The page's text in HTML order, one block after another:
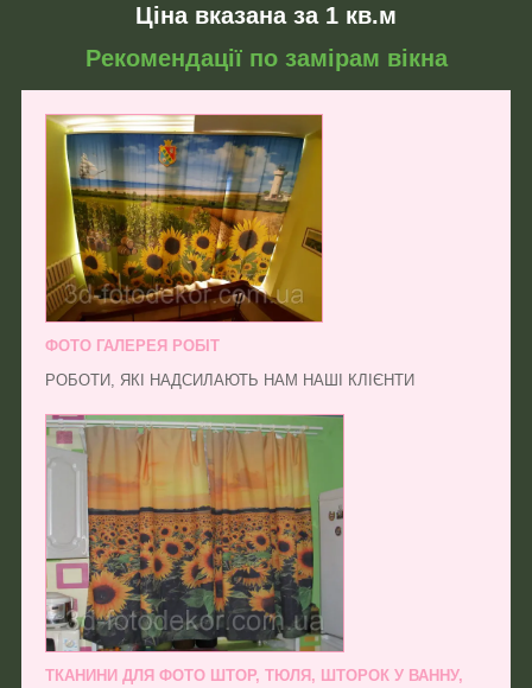
Ціна вказана за 1 кв.м
Рекомендації по замірам вікна
ФОТО ГАЛЕРЕЯ РОБІТ
РОБОТИ, ЯКІ НАДСИЛАЮТЬ НАМ НАШІ КЛІЄНТИ
ТКАНИНИ ДЛЯ ФОТО ШТОР, ТЮЛЯ, ШТОРОК У ВАННУ,